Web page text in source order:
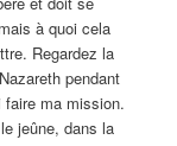
à quoi cela
Regardez la
pendant
ma mission.
jeûne, dans la